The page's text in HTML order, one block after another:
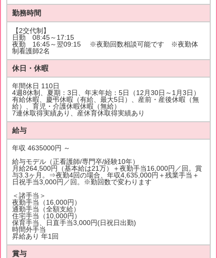
勤務時間
【2交代制】
日勤 08:45～17:15
夜勤 16:45～翌09:15 ※夜勤回数相談可能です ※夜勤体
制看護師2名
休日・休暇
年間休日 110日
4週8休制、夏期：3日、年末年始：5日（12月30日～1月3日）
有給休暇、慶弔休暇（有給、最大5日）、産前・産後休暇（無
給）、育児・介護休暇休暇（無給）
7連休取得実績あり、産休育休取得実績あり
給与
年収 4635000円 ～
給与モデル（正看護師/専門卒/経験10年）
月給264,500円（基本給は21万）＋夜勤手当16,000円／回。賞
与3.3ヶ月。⇒夜勤4回の場合、年収4,635,000円＋残業手当＋
日祝手当3,000円／回。※勤回数で変わります
＜諸手当＞
夜勤手当（16,000円）
通勤手当（全額支給）
住宅手当（10,000円）
保育手当、日直手当3,000円(日祝日出勤)
時間外手当
昇給あり 年1回
賞与